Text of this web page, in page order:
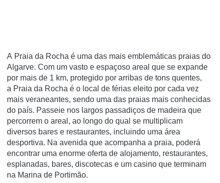
A Praia da Rocha é uma das mais emblemáticas praias do
Algarve. Com um vasto e espaçoso areal que se expande
por mais de 1 km, protegido por arribas de tons quentes,
a Praia da Rocha é o local de férias eleito por cada vez
mais veraneantes, sendo uma das praias mais conhecidas
do país. Passeie nos largos passadiços de madeira que
percorrem o areal, ao longo do qual se multiplicam
diversos bares e restaurantes, incluindo uma área
desportiva. Na avenida que acompanha a praia, poderá
encontrar uma enorme oferta de alojamento, restaurantes,
esplanadas, bares, discotecas e um casino que terminam
na Marina de Portimão.